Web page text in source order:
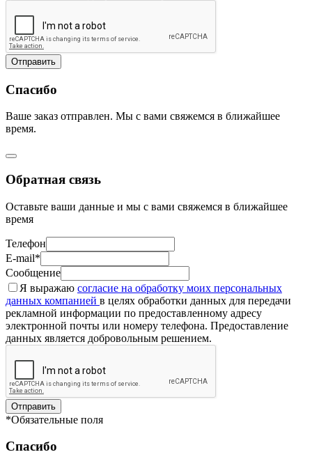
Отправить
Спасибо
Ваше заказ отправлен. Мы с вами свяжемся в ближайшее
время.
Обратная связь
Оставьте ваши данные и мы с вами свяжемся в ближайшее
время
Телефон
E-mail*
Сообщение
Я выражаю согласие на обработку моих персональных
данных компанией в целях обработки данных для передачи
рекламной информации по предоставленному адресу
электронной почты или номеру телефона. Предоставление
данных является добровольным решением.
Отправить
*Обязательные поля
Спасибо